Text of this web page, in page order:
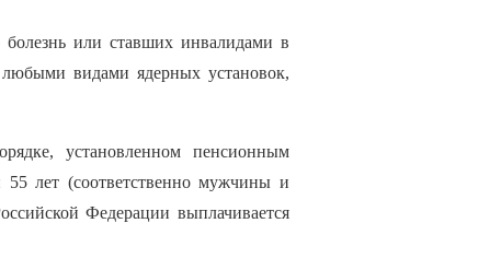
или ставших инвалидами в
видами ядерных установок,
установленном пенсионным
55 лет (соответственно мужчины и
Федерации выплачивается